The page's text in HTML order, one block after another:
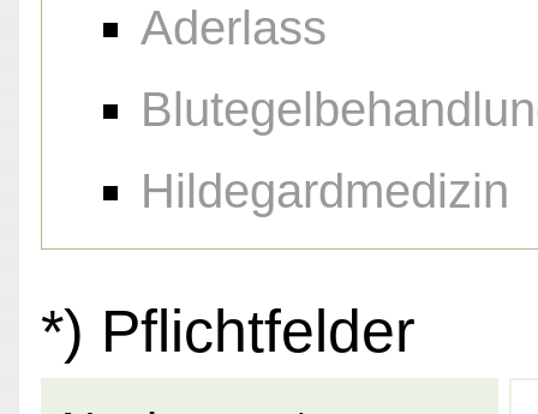
Aderlass
Hildegardmedizin
*) Pflichtfelder